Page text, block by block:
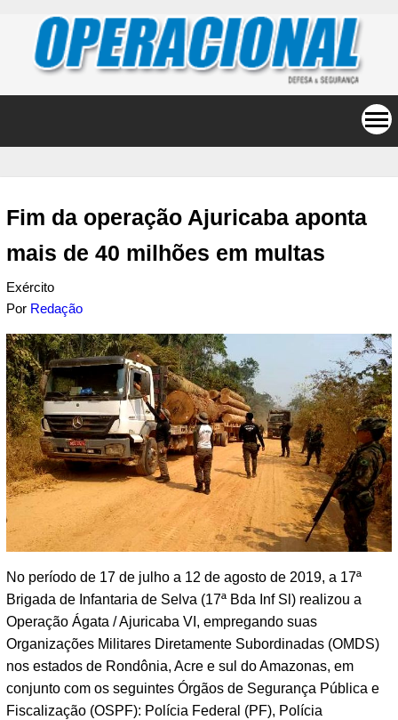
Fim da operação Ajuricaba aponta
mais de 40 milhões em multas
Exército
Por Redação
No período de 17 de julho a 12 de agosto de 2019, a 17ª
Brigada de Infantaria de Selva (17ª Bda Inf Sl) realizou a
Operação Ágata / Ajuricaba VI, empregando suas
Organizações Militares Diretamente Subordinadas (OMDS)
nos estados de Rondônia, Acre e sul do Amazonas, em
conjunto com os seguintes Órgãos de Segurança Pública e
Fiscalização (OSPF): Polícia Federal (PF), Polícia